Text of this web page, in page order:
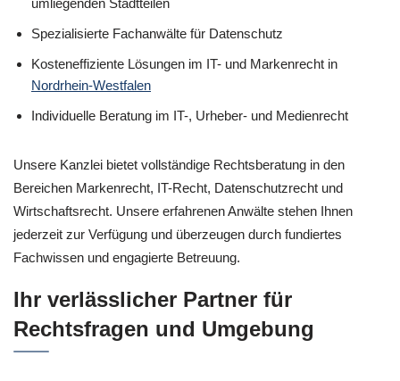
umliegenden Stadtteilen
Spezialisierte Fachanwälte für Datenschutz
Kosteneffiziente Lösungen im IT- und Markenrecht in
Nordrhein-Westfalen
Individuelle Beratung im IT-, Urheber- und Medienrecht
Unsere Kanzlei bietet vollständige Rechtsberatung in den
Bereichen Markenrecht, IT-Recht, Datenschutzrecht und
Wirtschaftsrecht. Unsere erfahrenen Anwälte stehen Ihnen
jederzeit zur Verfügung und überzeugen durch fundiertes
Fachwissen und engagierte Betreuung.
Ihr verlässlicher Partner für
Rechtsfragen und Umgebung